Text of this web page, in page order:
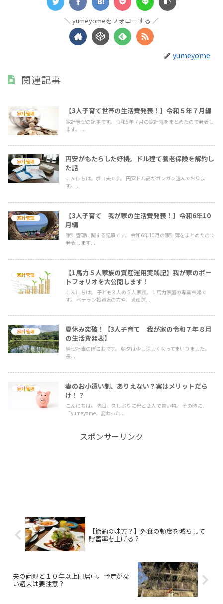
yumeyomeをフォローする
yumeyome
関連記事
家計管理 【3人子育て世帯の生活費発表！】令和５年７月編
家計管理の記事です。 令和5年７月の家計簿をまとめたので発表し
ます。 ...
家計管理
円安がもたらした好機。ドル建て養老保険を解約し
た話
こんにちは。ポコ夫です。 円安ドル高がガンガン進んでおりま
す。...
家計管理
【3人子育て 我が家の生活費発表！】令和6年10
月編
家計管理に関する記事です。 令和6年10月の家計簿をまとめたので
発表します...
家計管理
【1馬力５人家族の資産運用実践記】我が家のポー
トフォリオを大公開します！
こんにちは。 子ども３人の５人家族。１馬力家庭の専業主婦で
す。 ベテラン投資家の方や、資産運...
家計管理
夏休み突破！【3人子育て 我が家の令和７年８月
の生活費発表】
経理担当のぽこおです。 朝夕は少し涼しくなってまいりました。
長...
家計管理
妻のお小遣い制、ありえない？実はメリットだら
け！？
こんにちは。 先日、久しぶりに母と２人で買い物。 その時に、
「yumeyome、変わった...
スポンサーリンク
【節約の味方？】外食の頻度を減らして
貯蓄率を上げる？
夫の両親と１０年以上同居中。予定がな
い週末は要注意？